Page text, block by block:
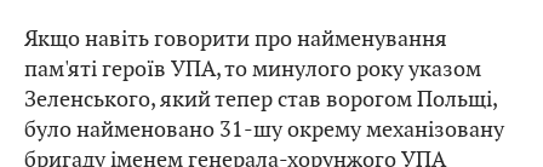
Якщо навіть говорити про найменування
пам'яті героїв УПА, то минулого року указом
Зеленського, який тепер став ворогом Польщі,
було найменовано 31-шу окрему механізовану
бригаду іменем генерала-хорунжого УПА